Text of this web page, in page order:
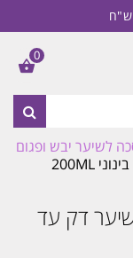
לשיער יבש ופגום
/ אולפלקס מסכה טיפולית קלה לשיער דק עד בינוני 200ML
דק עד
0